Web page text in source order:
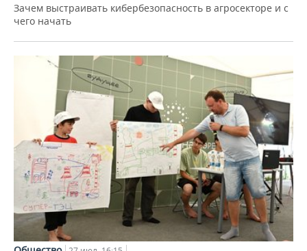
Зачем выстраивать кибербезопасность в агросекторе и с
чего начать